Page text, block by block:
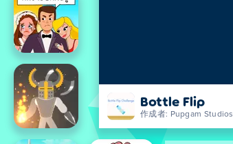
Bottle Flip
作成者: Pupgam Studios